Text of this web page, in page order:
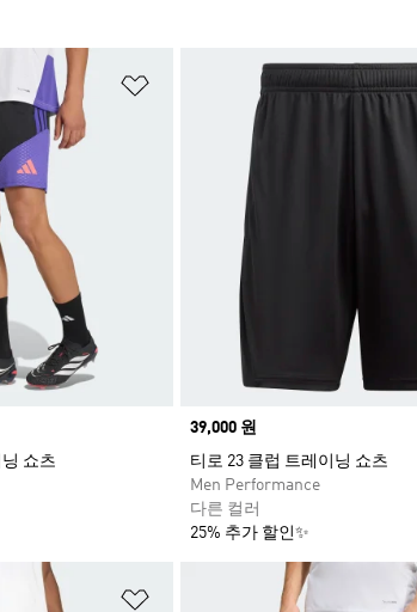
위시리스트 담기
쇼츠
Price
39,000 원
티로 23 클럽 트레이닝 쇼츠
Men Performance
다른 컬러
25% 추가 할인✨
위시리스트 담기